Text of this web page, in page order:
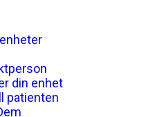
din enhet
patienten